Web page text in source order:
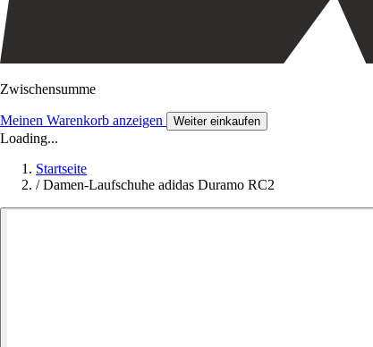
Zwischensumme
Meinen Warenkorb anzeigen Weiter einkaufen
Loading...
Startseite
/ Damen-Laufschuhe adidas Duramo RC2